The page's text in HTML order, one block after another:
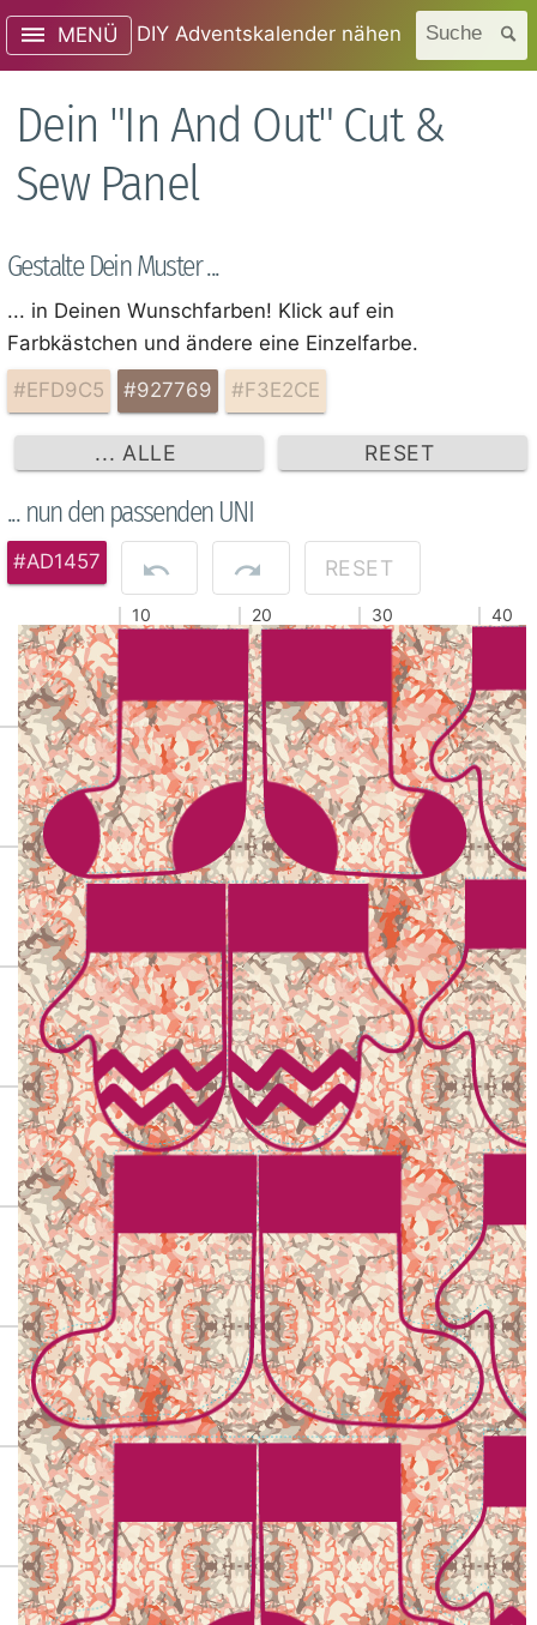
MENÜ DIY Adventskalender nähen Suche
Dein "In And Out" Cut &
Sew Panel
Gestalte Dein Muster ...
... in Deinen Wunschfarben! Klick auf ein
Farbkästchen und ändere eine Einzelfarbe.
#EFD9C5
#927769 #F3E2CE
... ALLE RESET
... nun den passenden UNI
#AD1457 RESET